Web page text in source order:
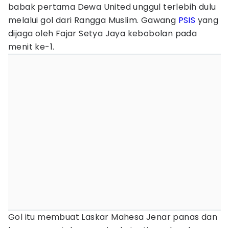
babak pertama Dewa United unggul terlebih dulu
melalui gol dari Rangga Muslim. Gawang PSIS yang
dijaga oleh Fajar Setya Jaya kebobolan pada
menit ke-1.
Gol itu membuat Laskar Mahesa Jenar panas dan